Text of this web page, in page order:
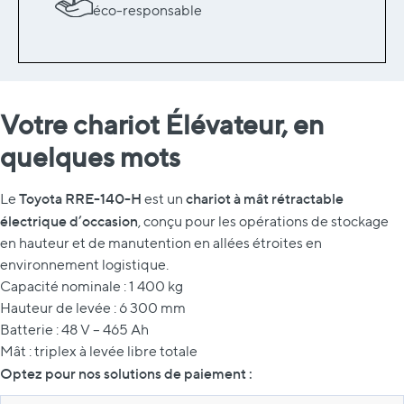
éco-responsable
Votre chariot Élévateur, en
quelques mots
Le Toyota RRE-140-H est un chariot à mât rétractable
électrique d’occasion, conçu pour les opérations de stockage
en hauteur et de manutention en allées étroites en
environnement logistique.
Capacité nominale : 1 400 kg
Hauteur de levée : 6 300 mm
Batterie : 48 V – 465 Ah
Mât : triplex à levée libre totale
Optez pour nos solutions de paiement :